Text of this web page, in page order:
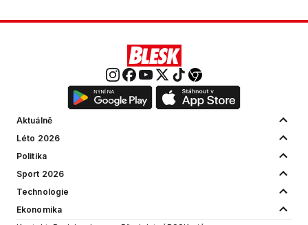
Aktuálně
Léto 2026
Politika
Sport 2026
Technologie
Ekonomika